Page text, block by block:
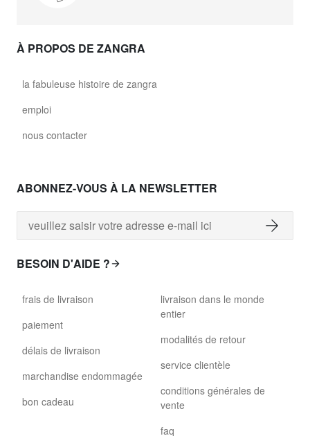
david.wa.r.glass027
glass029 - verre transparent
86,00 €
glass031 - verre transparent
david.wa.r.glass032
glass032 - verre fumé
89,00 €
À PROPOS DE ZANGRA
la fabuleuse histoire de zangra
emploi
nous contacter
ABONNEZ-VOUS À LA NEWSLETTER
BESOIN D'AIDE ?
frais de livraison
paiement
délais de livraison
marchandise endommagée
bon cadeau
livraison dans le monde
entier
modalités de retour
service clientèle
conditions générales de
vente
faq